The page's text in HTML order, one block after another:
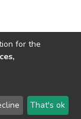
Send
Feedback
for the
That's ok